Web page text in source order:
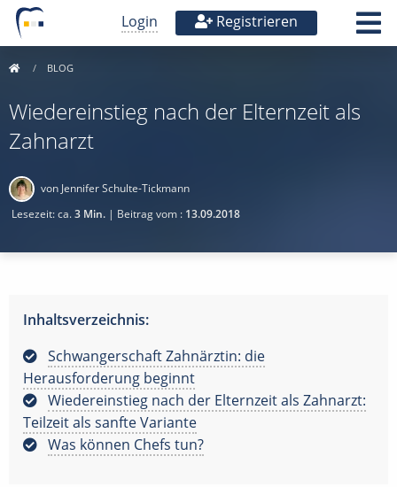
Login Registrieren
BLOG
Wiedereinstieg nach der Elternzeit als
Zahnarzt
von Jennifer Schulte-Tickmann
Lesezeit: ca.3 Min. | Beitrag vom : 13.09.2018
Inhaltsverzeichnis:
Schwangerschaft Zahnärztin: die
Herausforderung beginnt
Wiedereinstieg nach der Elternzeit als Zahnarzt:
Teilzeit als sanfte Variante
Was können Chefs tun?